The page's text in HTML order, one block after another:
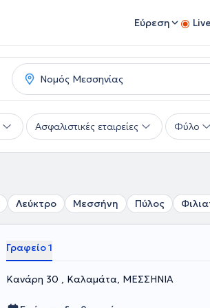
Εύρεση
Ασφαλιστικές εταιρείες Φύλο
Λεύκτρο Μεσσήνη Πύλος
Γραφείο 1
Κανάρη 30 , Καλαμάτα, ΜΕΣΣΗΝΙΑ